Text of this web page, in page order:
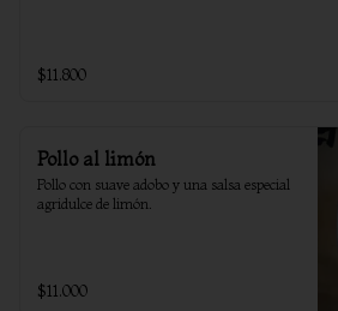
$11.800
Pollo al limón
Pollo con suave adobo y una salsa especial
agridulce de limón.
$11.000